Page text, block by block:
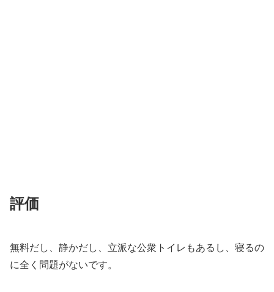
評価
無料だし、静かだし、立派な公衆トイレもあるし、寝るの
に全く問題がないです。